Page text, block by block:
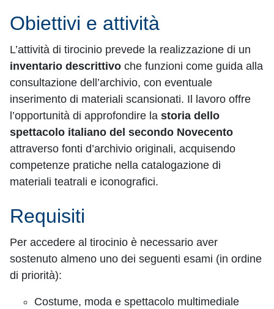
Obiettivi e attività
L’attività di tirocinio prevede la realizzazione di un
inventario descrittivo che funzioni come guida alla
consultazione dell’archivio, con eventuale
inserimento di materiali scansionati. Il lavoro offre
l’opportunità di approfondire la storia dello
spettacolo italiano del secondo Novecento
attraverso fonti d’archivio originali, acquisendo
competenze pratiche nella catalogazione di
materiali teatrali e iconografici.
Requisiti
Per accedere al tirocinio è necessario aver
sostenuto almeno uno dei seguenti esami (in ordine
di priorità):
Costume, moda e spettacolo multimediale